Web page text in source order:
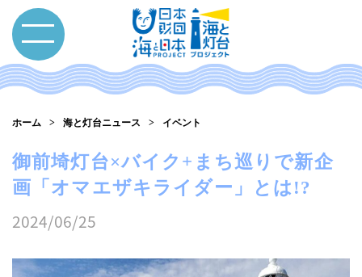
ホーム 海と灯台ニュース イベント
御前埼灯台×バイク+まち巡りで新企
画「オマエザキライダー」とは!?
2024/06/25